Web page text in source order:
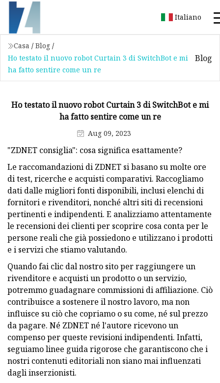
Italiano
Casa / Blog /
Ho testato il nuovo robot Curtain 3 di SwitchBot e mi
ha fatto sentire come un re
Blog
Ho testato il nuovo robot Curtain 3 di SwitchBot e mi
ha fatto sentire come un re
Aug 09, 2023
"ZDNET consiglia": cosa significa esattamente?
Le raccomandazioni di ZDNET si basano su molte ore
di test, ricerche e acquisti comparativi. Raccogliamo
dati dalle migliori fonti disponibili, inclusi elenchi di
fornitori e rivenditori, nonché altri siti di recensioni
pertinenti e indipendenti. E analizziamo attentamente
le recensioni dei clienti per scoprire cosa conta per le
persone reali che già possiedono e utilizzano i prodotti
e i servizi che stiamo valutando.
Quando fai clic dal nostro sito per raggiungere un
rivenditore e acquisti un prodotto o un servizio,
potremmo guadagnare commissioni di affiliazione. Ciò
contribuisce a sostenere il nostro lavoro, ma non
influisce su ciò che copriamo o su come, né sul prezzo
da pagare. Né ZDNET né l'autore ricevono un
compenso per queste revisioni indipendenti. Infatti,
seguiamo linee guida rigorose che garantiscono che i
nostri contenuti editoriali non siano mai influenzati
dagli inserzionisti.